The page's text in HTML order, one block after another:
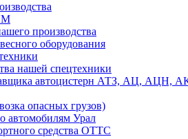
производства
оборудования
нашей спецтехники
автоцистерн АТЗ, АЦ, АЦН,
опасных грузов)
автомобилям Урал
средства ОТТС